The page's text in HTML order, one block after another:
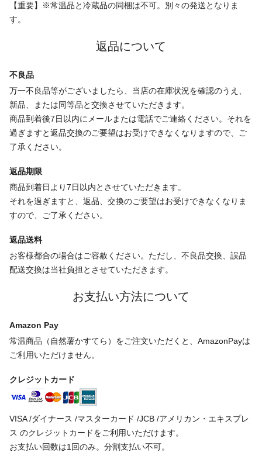
【重要】※常温品と冷蔵品の同梱は不可。別々の発送となりま
す。
返品について
不良品
万一不良品等がございましたら、当店の在庫状況を確認のうえ、
新品、または同等品と交換させていただきます。
商品到着後7日以内にメールまたは電話でご連絡ください。それを
過ぎますと返品交換のご要望はお受けできなくなりますので、ご
了承ください。
返品期限
商品到着日より7日以内とさせていただきます。
それを過ぎますと、返品、交換のご要望はお受けできなくなりま
すので、ご了承ください。
返品送料
お客様都合の場合はご容赦ください。ただし、不良品交換、誤品
配送交換は当社負担とさせていただきます。
お支払い方法について
Amazon Pay
常温商品（自然薯かすてら）をご注文いただくと、AmazonPayは
ご利用いただけません。
クレジットカード
VISA /ダイナース /マスターカード /JCB /アメリカン・エキスプレ
ス のクレジットカードをご利用いただけます。
お支払い回数は1回のみ。分割支払い不可。